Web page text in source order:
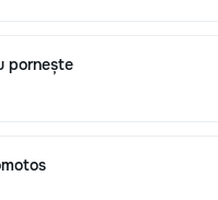
pornește